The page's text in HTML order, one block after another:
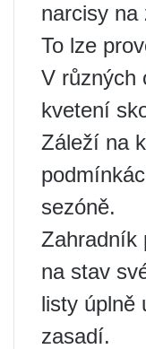
narcisy na
To lze
V různých
kvetení
Záleží na
sezóně.
Zahradník
na stav
listy úplně
zasadí.